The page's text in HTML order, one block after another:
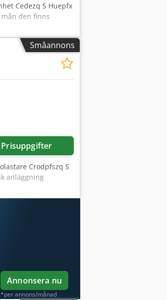
Cedezq S Huepfx
den finns
Småannons
Prisuppgifter
Crodpfszq S
anläggning
Annonsera nu
*per annons/månad